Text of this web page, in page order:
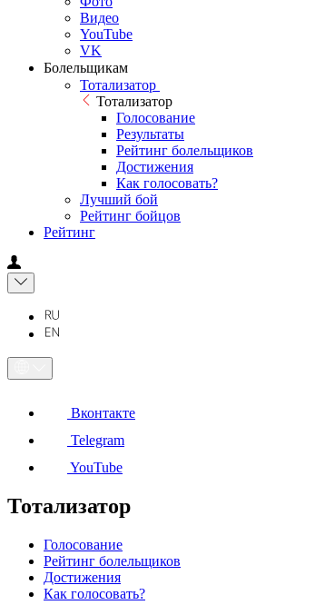
Видео
YouTube
VK
Болельщикам
Тотализатор
Тотализатор
Голосование
Результаты
Рейтинг болельщиков
Достижения
Как голосовать?
Лучший бой
Рейтинг бойцов
Рейтинг
Вконтакте
Telegram
YouTube
Тотализатор
Голосование
Рейтинг болельщиков
Достижения
Как голосовать?